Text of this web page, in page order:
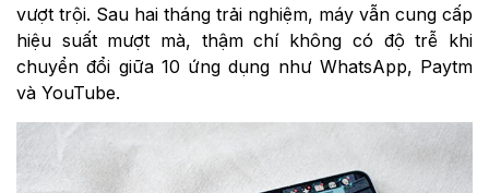
vượt trội. Sau hai tháng trải nghiệm, máy vẫn cung cấp
hiệu suất mượt mà, thậm chí không có độ trễ khi
chuyển đổi giữa 10 ứng dụng như WhatsApp, Paytm
và YouTube.